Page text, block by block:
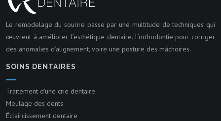
Le remodelage du sourire passe par une multitude de techniques qui
œuvrent à améliorer l’esthétique dentaire. L’orthodontie pour corriger
des anomalies d’alignement, voire une posture des mâchoires.
SOINS DENTAIRES
Traitement d’une crie dentaire
Meulage des dents
Éclaircissement dentaire